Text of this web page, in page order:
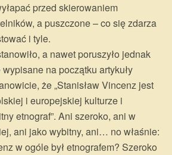
przed skierowaniem
a puszczone – co się zdarza
i tyle.
a nawet poruszyło jednak
na początku artykuły
że „Stanisław Vincenz jest
i europejskiej kulturze i
etnograf”. Ani szeroko, ani w
ani jako wybitny, ani… no właśnie:
w ogóle był etnografem? Szeroko